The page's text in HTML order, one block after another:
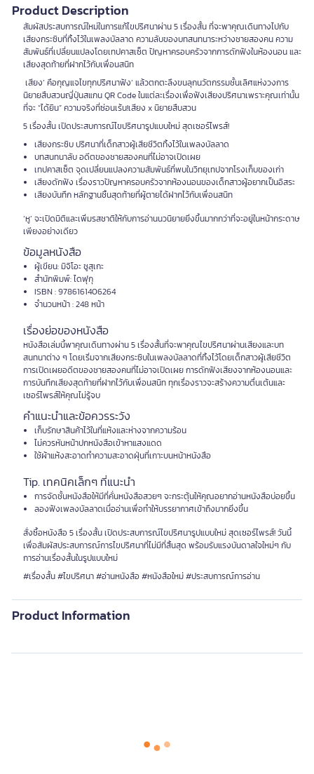
Product Description
สัมผัสประสบการณ์ใหม่ในการแก้ไขปริศนาผ่าน 5 เรื่องสั้น ที่จะพาคุณเดินทางไปกับ
เสียงกระซิบที่ทิ้งไว้ในเพลงบัลลาด ความลับของบทสนทนาระหว่างชายสองคน ความ
สัมพันธ์ที่เปลี่ยนแปลงโดยเทปคาสเซ็ต ปัญหาครอบครัวจากการดักฟังในห้องนอน และ
เสียงสุดท้ายที่ฝากไว้กับเพื่อนสนิท
เสียง’ คือกุญแจไขทุกปริศนาฟัง’ แล้วตกตะลึงขนลุกนวัตกรรมชั้นเลิศแห่งวงการ
นิยายสืบสวนญี่ปุ่นสแกน QR Code ในแต่ละเรื่องเพื่อฟังเสียงปริศนาเพราะคุณเท่านั้น
ที่จะ “ได้ยิน” ความจริงที่ซ่อนเร้น!เสียง x นิยายสืบสวน
5 เรื่องสั้น เปิดประสบการณ์ไขปริศนารูปแบบใหม่ สุดเซอร์ไพรส์!
เสียงกระซิบ ปริศนาที่เด็กสาวผู้เสียชีวิตทิ้งไว้ในเพลงบัลลาด
บทสนทนาลับ อดีตของชายสองคนที่ไม่อาจเปิดเผย
เทปคาสเซ็ต จุดเปลี่ยนแปลงความสัมพันธ์ที่พบในวิทยุเทปจากโรงเก็บของเก่า
เสียงดักฟัง เรื่องราวปัญหาครอบครัวจากห้องนอนของเด็กสาวผู้อยากเป็นอิสระ
เสียงบันทึก หลักฐานชิ้นสุดท้ายที่ผู้ตายได้ฝากไว้กับเพื่อนสนิท
‘หู’ จะเปิดมิติและเพิ่มรสชาติให้กับการอ่านนวนิยายยิ่งขึ้นมากกว่าที่จะอยู่ในหน้ากระดาษ
เพียงอย่างเดียว
ข้อมูลหนังสือ
ผู้เขียน: มิจิโอะ ชูสุเกะ
สำนักพิมพ์: ไดฟุกุ
ISBN : 9786161406264
จำนวนหน้า : 248 หน้า
เรื่องย่อของหนังสือ
หนังสือเล่มนี้พาคุณเดินทางผ่าน 5 เรื่องสั้นที่จะพาคุณไขปริศนาผ่านเสียงและบท
สนทนาต่าง ๆ โดยเริ่มจากเสียงกระซิบในเพลงบัลลาดที่ทิ้งไว้โดยเด็กสาวผู้เสียชีวิต
การเปิดเผยอดีตของชายสองคนที่ไม่อาจเปิดเผย การดักฟังเสียงจากห้องนอนและ
การบันทึกเสียงสุดท้ายที่ฝากไว้กับเพื่อนสนิท ทุกเรื่องราวจะสร้างความตื่นเต้นและ
เซอร์ไพรส์ให้คุณไม่รู้จบ
คำแนะนำและข้อควรระวัง
เก็บรักษาสินค้าไว้ในที่แห้งและห่างจากความร้อน
ไม่ควรหันหน้าปกหนังสือเข้าหาแสงแดด
ใช้ผ้าแห้งสะอาดทำความสะอาดฝุ่นที่เกาะบนหน้าหนังสือ
Tip. เทคนิคเล็กๆ ที่แนะนำ
การจัดชั้นหนังสือให้มีที่คั่นหนังสือสวยๆ จะกระตุ้นให้คุณอยากอ่านหนังสือบ่อยขึ้น
ลองฟังเพลงบัลลาดเมื่ออ่านเพื่อทำให้บรรยากาศเข้าถึงมากยิ่งขึ้น
สั่งซื้อหนังสือ 5 เรื่องสั้น เปิดประสบการณ์ไขปริศนารูปแบบใหม่ สุดเซอร์ไพรส์! วันนี้
เพื่อสัมผัสประสบการณ์การไขปริศนาที่ไม่มีที่สิ้นสุด พร้อมรับแรงบันดาลใจใหม่ๆ กับ
การอ่านเรื่องสั้นในรูปแบบใหม่
#เรื่องสั้น #ไขปริศนา #อ่านหนังสือ #หนังสือใหม่ #ประสบการณ์การอ่าน
Product Information